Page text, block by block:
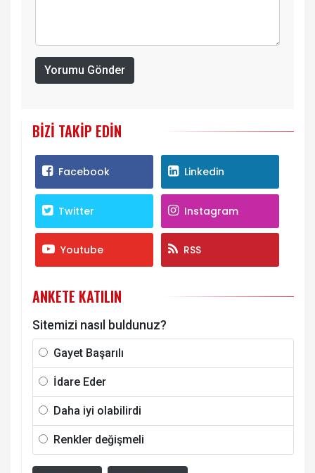
Yorumu Gönder
BIZI TAKIP EDIN
Facebook Linkedin
Twitter Instagram
Youtube RSS
ANKETE KATILIN
Sitemizi nasıl buldunuz?
Gayet Başarılı
İdare Eder
Daha iyi olabilirdi
Renkler değişmeli